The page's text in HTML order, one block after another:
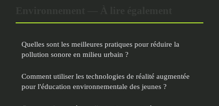
Quelles sont les meilleures pratiques pour réduire la
pollution sonore en milieu urbain ?
Comment utiliser les technologies de réalité augmentée
pour l'éducation environnementale des jeunes ?